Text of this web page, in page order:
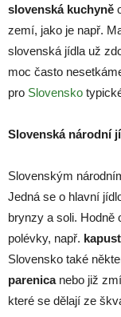
slovenská kuchyně
zemí, jako je např.
slovenská jídla už
moc často
pro Slovensko
Slovenská národní
Slovenským
Jedná se o hlavní
brynzy a soli. Hodně
polévky, např.
Slovensko také
parenicanebo již
které se dělají ze